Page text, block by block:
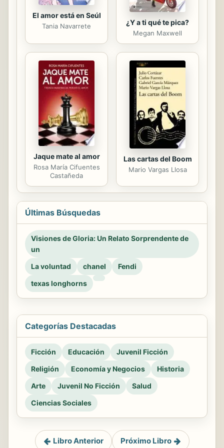
El amor está en Seúl
Tania Navarrete ¿Y a ti qué te pica?
Megan Maxwell
Jaque mate al amor
Rosa María Cifuentes
Castañeda
Las cartas del Boom
Mario Vargas Llosa
Últimas Búsquedas
Visiones de Gloria: Un Relato Sorprendente de
un
La voluntad
chanel
Fendi
texas longhorns
Categorías Destacadas
Ficción Educación
Juvenil Ficción
Religión
Economía y Negocios
Historia
Arte
Juvenil No Ficción
Salud
Ciencias Sociales
Libro Anterior Próximo Libro